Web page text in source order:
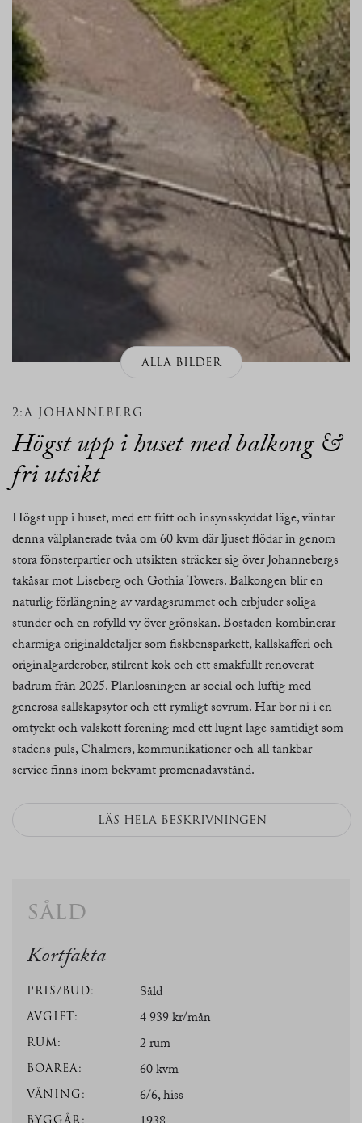
ALLA BILDER
2:A JOHANNEBERG
Högst upp i huset med balkong &
fri utsikt
Högst upp i huset, med ett fritt och insynsskyddat läge, väntar
denna välplanerade tvåa om 60 kvm där ljuset flödar in genom
stora fönsterpartier och utsikten sträcker sig över Johannebergs
takåsar mot Liseberg och Gothia Towers. Balkongen blir en
naturlig förlängning av vardagsrummet och erbjuder soliga
stunder och en rofylld vy över grönskan. Bostaden kombinerar
charmiga originaldetaljer som fiskbensparkett, kallskafferi och
originalgarderober, stilrent kök och ett smakfullt renoverat
badrum från 2025. Planlösningen är social och luftig med
generösa sällskapsytor och ett rymligt sovrum. Här bor ni i en
omtyckt och välskött förening med ett lugnt läge samtidigt som
stadens puls, Chalmers, kommunikationer och all tänkbar
service finns inom bekvämt promenadavstånd.
LÄS HELA BESKRIVNINGEN
såld
Kortfakta
PRIS/BUD: Såld
AVGIFT: 4 939 kr/mån
RUM: 2 rum
BOAREA: 60 kvm
VÅNING: 6/6, hiss